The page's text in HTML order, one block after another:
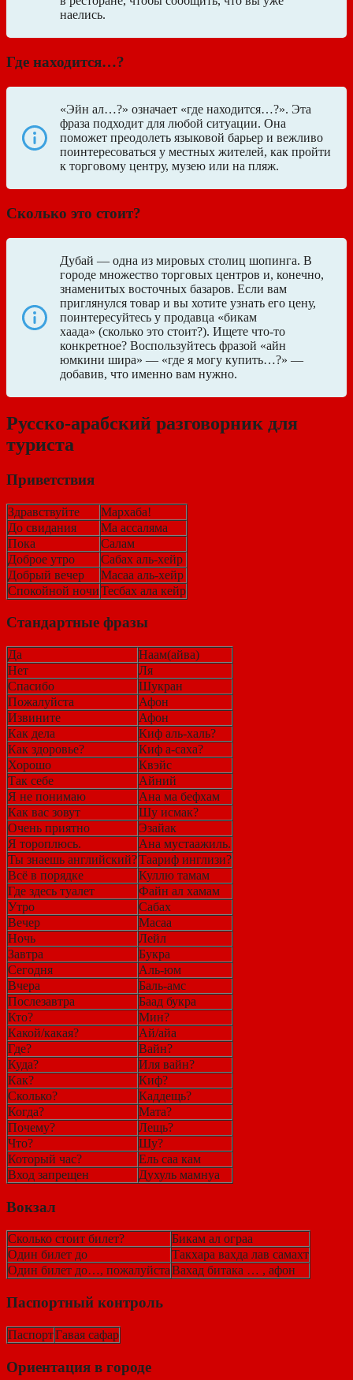
наелись.
Где находится…?
«Эйн ал…?» означает «где находится…?». Эта
фраза подходит для любой ситуации. Она
поможет преодолеть языковой барьер и вежливо
поинтересоваться у местных жителей, как пройти
к торговому центру, музею или на пляж.
Сколько это стоит?
Дубай — одна из мировых столиц шопинга. В
городе множество торговых центров и, конечно,
знаменитых восточных базаров. Если вам
приглянулся товар и вы хотите узнать его цену,
поинтересуйтесь у продавца «бикам
хаада» (сколько это стоит?). Ищете что-то
конкретное? Воспользуйтесь фразой «айн
юмкини шира» — «где я могу купить…?» —
добавив, что именно вам нужно.
Русско-арабский разговорник для
туриста
Приветствия
Здравствуйте
Мархаба!
До свидания
Ма ассаляма
Пока
Салам
Доброе утро
Сабах аль-хейр
Добрый вечер
Масаа аль-хейр
Спокойной ночиТесбах ала кейр
Стандартные фразы
Да
Наам(айва)
Нет
Ля
Спасибо
Шукран
Пожалуйста
Афон
Извините
Афон
Как дела
Киф аль-халь?
Как здоровье?
Киф а-саха?
Хорошо
Квэйс
Так себе
Айний
Я не понимаю
Ана ма бефхам
Как вас зовут
Шу исмак?
Очень приятно
Эзайак
Я тороплюсь.
Ана мустаажиль.
Ты знаешь английский?Таариф инглизи?
Всё в порядке
Куллю тамам
Где здесь туалет
Файн ал хамам
Утро
Сабах
Вечер
Масаа
Ночь
Лейл
Завтра
Букра
Сегодня
Аль-юм
Вчера
Баль-амс
Послезавтра
Баад букра
Кто?
Мин?
Какой/какая?
Ай/айа
Где?
Вайн?
Куда?
Иля вайн?
Как?
Киф?
Сколько?
Каддещь?
Когда?
Мата?
Почему?
Лещь?
Что?
Шу?
Который час?
Ель саа кам
Вход запрещен
Духуль мамнуа
Вокзал
Сколько стоит билет?
Бикам ал ограа
Один билет до
Такхара вахда лав самахт
Один билет до…, пожалуйстаВахад битака … , афон
Паспортный контроль
ПаспортГавая сафар
Ориентация в городе